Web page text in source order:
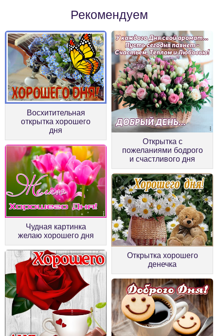
Рекомендуем
Восхитительная
открытка хорошего
дня
Открытка с
пожеланиями бодрого
и счастливого дня
Чудная картинка
желаю хорошего дня
Открытка хорошего
денечка